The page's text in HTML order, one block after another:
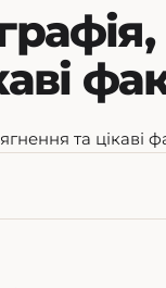
та цікаві